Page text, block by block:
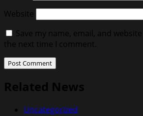
Website
Save my name, email, and
the next time I comment.
Related News
Uncategorized